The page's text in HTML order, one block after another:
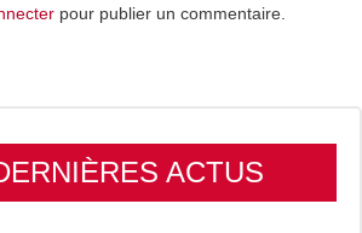
pour publier un commentaire.
ACTUS